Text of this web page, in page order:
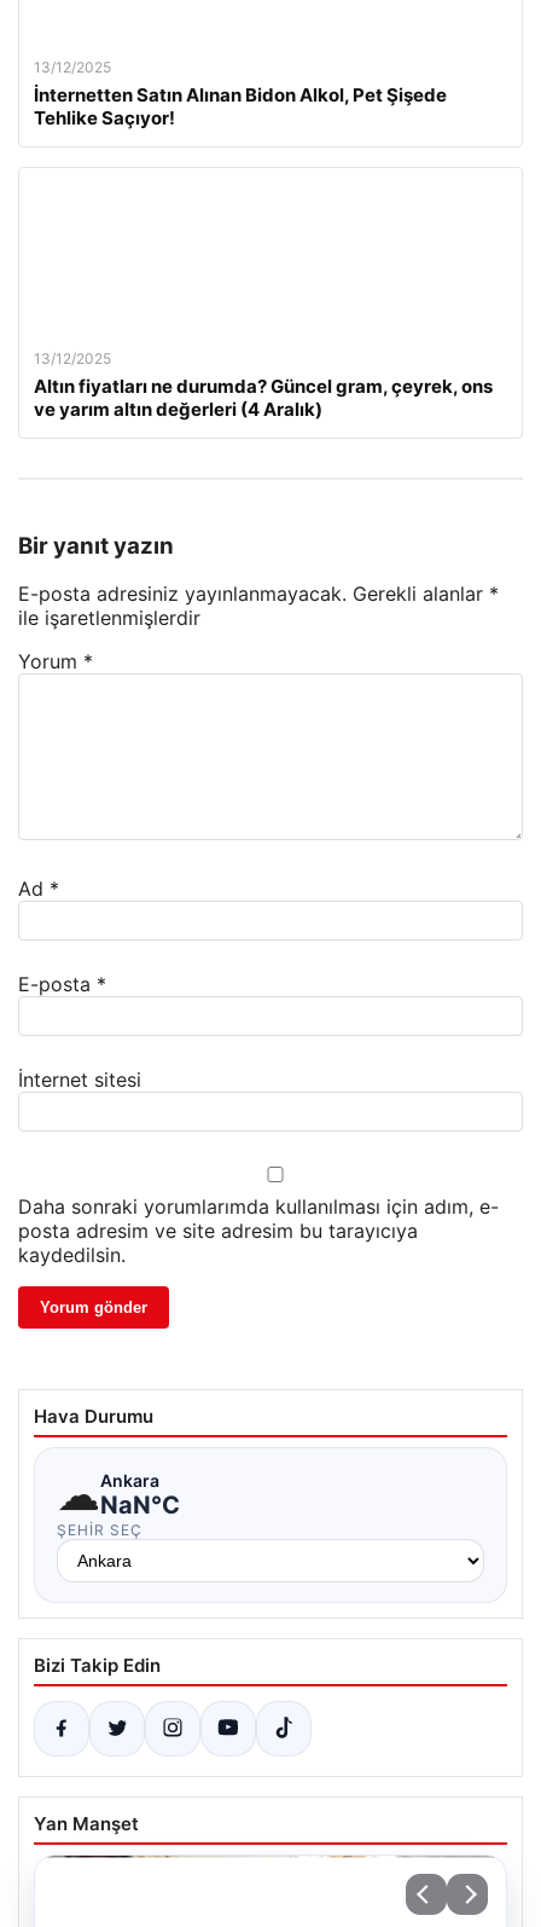
13/12/2025
İnternetten Satın Alınan Bidon Alkol, Pet Şişede
Tehlike Saçıyor!
13/12/2025
Altın fiyatları ne durumda? Güncel gram, çeyrek, ons
ve yarım altın değerleri (4 Aralık)
Bir yanıt yazın
E-posta adresiniz yayınlanmayacak. Gerekli alanlar *
ile işaretlenmişlerdir
Yorum *
Ad *
E-posta *
İnternet sitesi
Daha sonraki yorumlarımda kullanılması için adım, e-
posta adresim ve site adresim bu tarayıcıya
kaydedilsin.
Hava Durumu
☁Ankara
NaN°C
ŞEHIR SEÇ
Bizi Takip Edin
Yan Manşet